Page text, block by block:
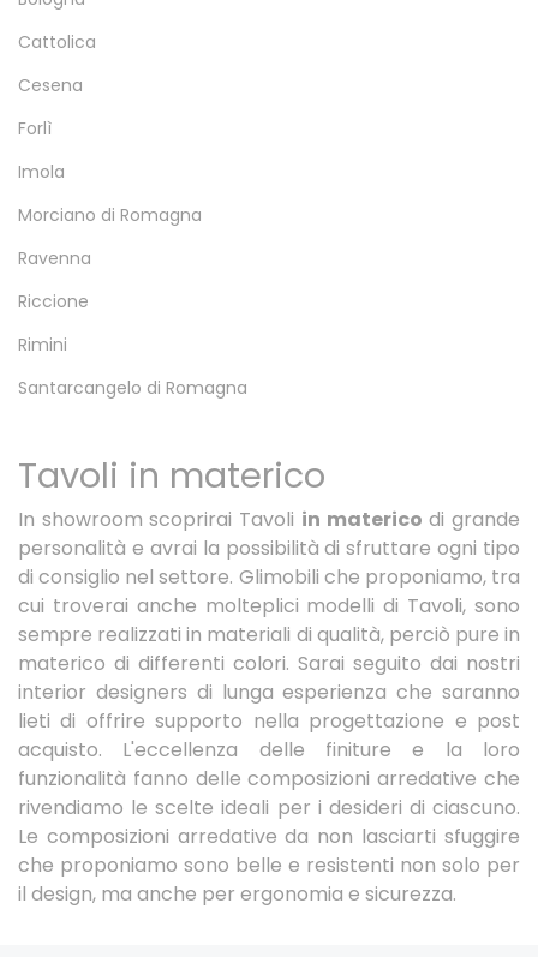
Cattolica
Cesena
Forlì
Imola
Morciano di Romagna
Ravenna
Riccione
Rimini
Santarcangelo di Romagna
Tavoli in materico
In showroom scoprirai Tavoli in materico di grande
personalità e avrai la possibilità di sfruttare ogni tipo
di consiglio nel settore. Glimobili che proponiamo, tra
cui troverai anche molteplici modelli di Tavoli, sono
sempre realizzati in materiali di qualità, perciò pure in
materico di differenti colori. Sarai seguito dai nostri
interior designers di lunga esperienza che saranno
lieti di offrire supporto nella progettazione e post
acquisto. L'eccellenza delle finiture e la loro
funzionalità fanno delle composizioni arredative che
rivendiamo le scelte ideali per i desideri di ciascuno.
Le composizioni arredative da non lasciarti sfuggire
che proponiamo sono belle e resistenti non solo per
il design, ma anche per ergonomia e sicurezza.